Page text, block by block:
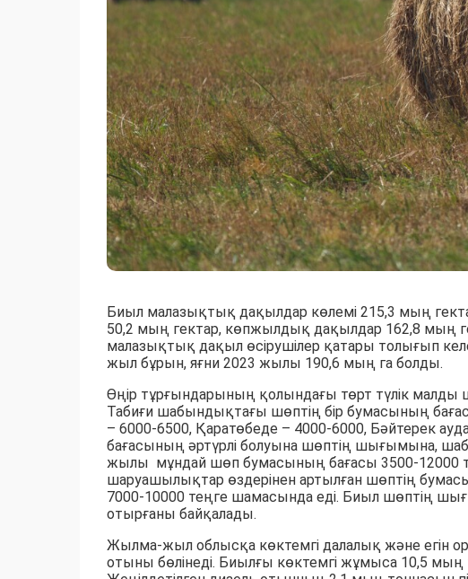
Биыл малазықтық дақылдар көлемі 215,3 мың
50,2 мың гектар, көпжылдық дақылдар 162,8 мың
малазықтық дақыл өсірушілер қатары толығып
жыл бұрын, яғни 2023 жылы 190,6 мың га болды.
Өңір тұрғындарының қолындағы төрт түлік
Табиғи шабындықтағы шөптің бір бумасының
– 6000-6500, Қаратөбеде – 4000-6000, Бәйтерек
бағасының әртүрлі болуына шөптің шығымына,
жылы мұндай шөп бумасының бағасы 3500-12000
шаруашылықтар өздерінен артылған шөптің
7000-10000 теңге шамасында еді. Биыл шөптің
отырғаны байқалады.
Жылма-жыл облысқа көктемгі далалық және егін
отыны бөлінеді. Биылғы көктемгі жұмыса 10,5 мың